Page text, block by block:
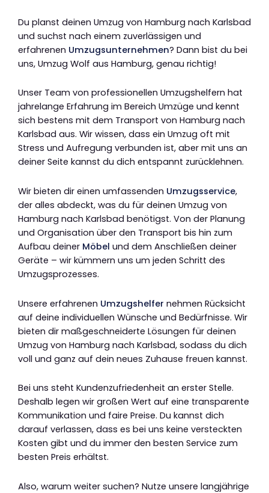
Du planst deinen Umzug von Hamburg nach Karlsbad
und suchst nach einem zuverlässigen und
erfahrenen Umzugsunternehmen? Dann bist du bei
uns, Umzug Wolf aus Hamburg, genau richtig!
Unser Team von professionellen Umzugshelfern hat
jahrelange Erfahrung im Bereich Umzüge und kennt
sich bestens mit dem Transport von Hamburg nach
Karlsbad aus. Wir wissen, dass ein Umzug oft mit
Stress und Aufregung verbunden ist, aber mit uns an
deiner Seite kannst du dich entspannt zurücklehnen.
Wir bieten dir einen umfassenden Umzugsservice,
der alles abdeckt, was du für deinen Umzug von
Hamburg nach Karlsbad benötigst. Von der Planung
und Organisation über den Transport bis hin zum
Aufbau deiner Möbel und dem Anschließen deiner
Geräte – wir kümmern uns um jeden Schritt des
Umzugsprozesses.
Unsere erfahrenen Umzugshelfer nehmen Rücksicht
auf deine individuellen Wünsche und Bedürfnisse. Wir
bieten dir maßgeschneiderte Lösungen für deinen
Umzug von Hamburg nach Karlsbad, sodass du dich
voll und ganz auf dein neues Zuhause freuen kannst.
Bei uns steht Kundenzufriedenheit an erster Stelle.
Deshalb legen wir großen Wert auf eine transparente
Kommunikation und faire Preise. Du kannst dich
darauf verlassen, dass es bei uns keine versteckten
Kosten gibt und du immer den besten Service zum
besten Preis erhältst.
Also, warum weiter suchen? Nutze unsere langjährige